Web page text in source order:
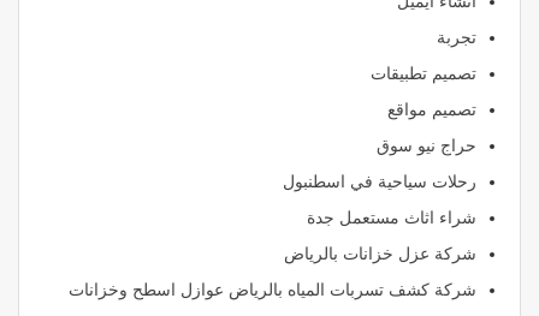
تجربة
تصميم تطبيقات
تصميم مواقع
حراج نيو سوق
رحلات سياحية في اسطنبول
شراء اثاث مستعمل جدة
شركة عزل خزانات بالرياض
شركة كشف تسربات المياه بالرياض عوازل اسطح وخزانات